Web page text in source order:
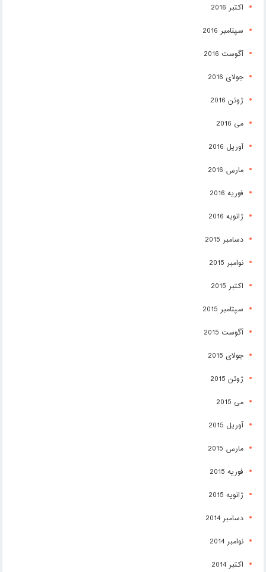
اکتبر 2016
سپتامبر 2016
آگوست 2016
جولای 2016
ژوئن 2016
می 2016
آوریل 2016
مارس 2016
فوریه 2016
ژانویه 2016
دسامبر 2015
نوامبر 2015
اکتبر 2015
سپتامبر 2015
آگوست 2015
جولای 2015
ژوئن 2015
می 2015
آوریل 2015
مارس 2015
فوریه 2015
ژانویه 2015
دسامبر 2014
نوامبر 2014
اکتبر 2014